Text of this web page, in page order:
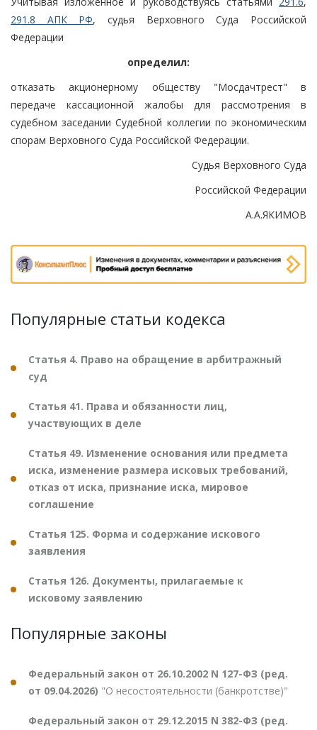
291.8 АПК РФ, судья Верховного Суда Российской
Федерации
определил:
отказать акционерному обществу "Мосдачтрест" в
передаче кассационной жалобы для рассмотрения в
судебном заседании Судебной коллегии по экономическим
спорам Верховного Суда Российской Федерации.
Судья Верховного Суда
Российской Федерации
А.А.ЯКИМОВ
Популярные статьи кодекса
Статья 4. Право на обращение в арбитражный
суд
Статья 41. Права и обязанности лиц,
участвующих в деле
Статья 49. Изменение основания или предмета
иска, изменение размера исковых требований,
отказ от иска, признание иска, мировое
соглашение
Статья 125. Форма и содержание искового
заявления
Статья 126. Документы, прилагаемые к
исковому заявлению
Популярные законы
Федеральный закон от 26.10.2002 N 127-ФЗ (ред.
от 09.04.2026) "О несостоятельности (банкротстве)"
Федеральный закон от 29.12.2015 N 382-ФЗ (ред.